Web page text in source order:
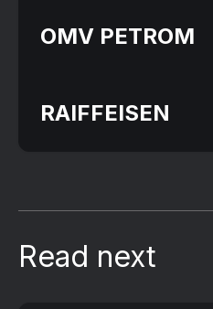
OMV PETROM
RAIFFEISEN
Read next